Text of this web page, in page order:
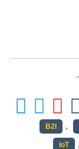
B2I ,
IoT ,